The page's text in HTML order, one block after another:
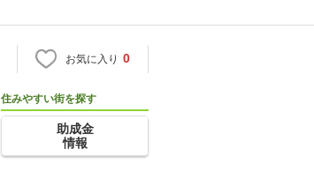
お気に入り 0
住みやすい街を探す
助成金
情報